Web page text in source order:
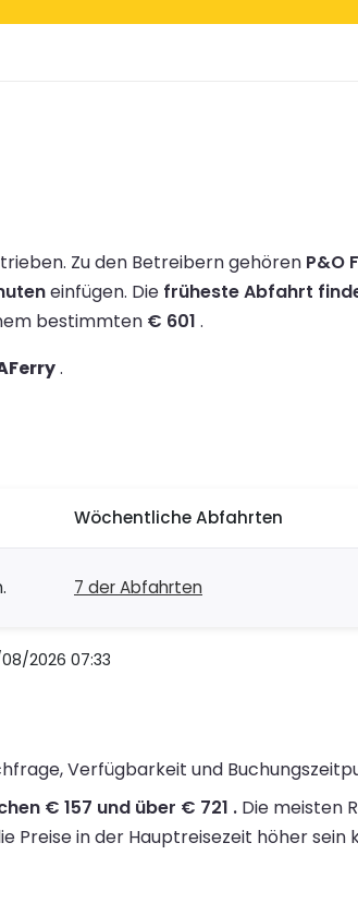
Zu den Betreibern gehören P&O
einfügen. Die früheste Abfahrt
bestimmten € 601 .
.
Wöchentliche Abfahrten
7 der Abfahrten
2026 07:33
Verfügbarkeit und
€ 157 und über € 721 . Die meisten
Preise in der Hauptreisezeit höher sein